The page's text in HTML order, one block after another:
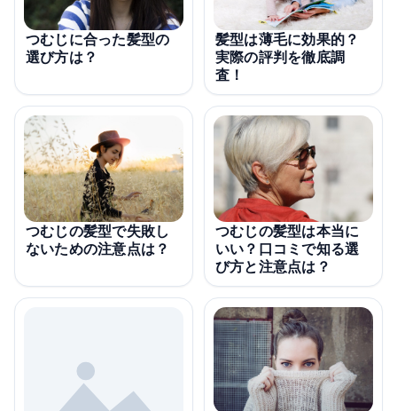
つむじに合った髪型の
選び方は？
髪型は薄毛に効果的？
実際の評判を徹底調
査！
つむじの髪型で失敗し
ないための注意点は？
つむじの髪型は本当に
いい？口コミで知る選
び方と注意点は？